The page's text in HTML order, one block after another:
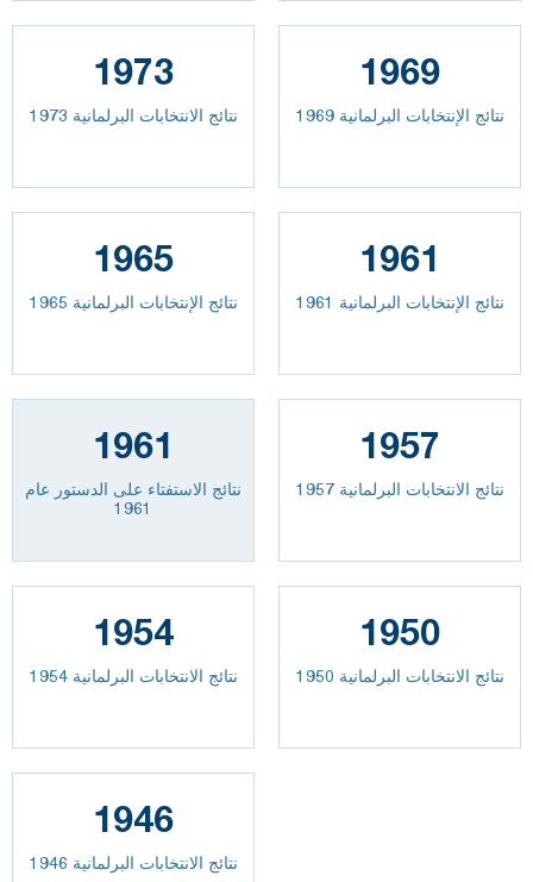
1973
نتائج الانتخابات البرلمانية 1973
1969
نتائج الإنتخابات البرلمانية 1969
1965
نتائج الإنتخابات البرلمانية 1965
1961
نتائج الإنتخابات البرلمانية 1961
1961
نتائج الاستفتاء على الدستور عام
1961
1957
نتائج الانتخابات البرلمانية 1957
1954
نتائج الانتخابات البرلمانية 1954
1950
نتائج الانتخابات البرلمانية 1950
1946
نتائج الانتخابات البرلمانية 1946